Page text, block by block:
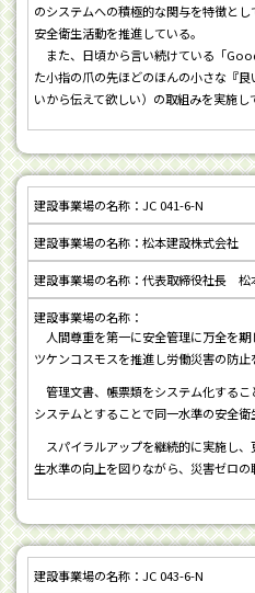
のシステムへの積極的な関与を特徴と
安全衛生活動を推進している。
また、日頃から言い続けている「
た小指の爪の先ほどのほんの小さな『
いから伝えて欲しい）の取組みを実施し
JC 041-6-N
松本建設株式会社
代表取締役社長
人間尊重を第一に安全管理に万全を
ツケンコスモスを推進し労働災害の防止
管理文書、帳票類をシステム化する
システムとすることで同一水準の安全衛
スパイラルアップを継続的に実施し
生水準の向上を図りながら、災害ゼロの
JC 043-6-N